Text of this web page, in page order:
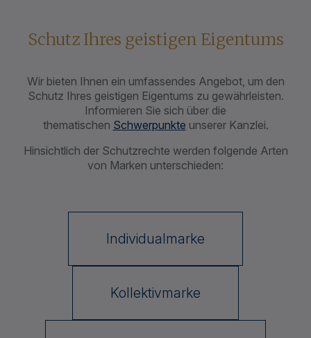
Schutz Ihres geistigen Eigentums
Wir bieten Ihnen ein umfassendes Angebot, um den
Schutz Ihres geistigen Eigentums zu gewährleisten.
Informieren Sie sich über die
thematischen Schwerpunkte unserer Kanzlei.
Hinsichtlich der Schutzrechte werden folgende Arten
von Marken unterschieden:
Individualmarke
Kollektivmarke